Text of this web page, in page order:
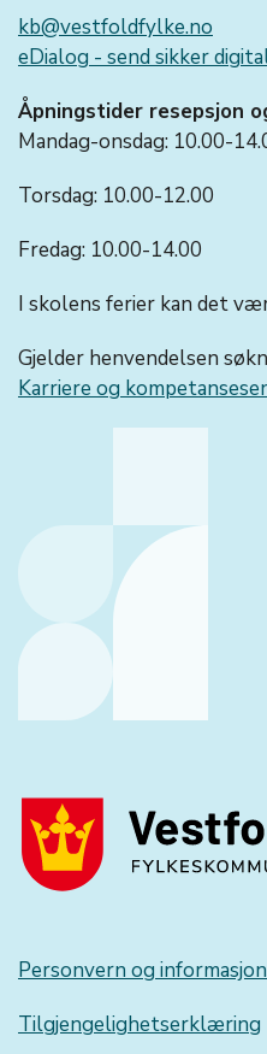
kb@vestfoldfylke.no
eDialog - send sikker
Åpningstider resepsjon
Mandag-onsdag: 10.00-
Torsdag: 10.00-12.00
Fredag: 10.00-14.00
I skolens ferier kan det
Gjelder henvendelsen
Karriere og
Personvern og
Tilgjengelighetserklæring